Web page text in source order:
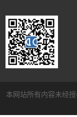
本网站所有内容未经